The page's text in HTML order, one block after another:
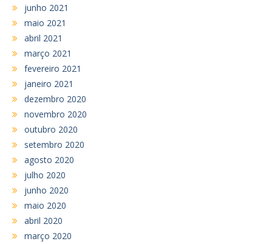
junho 2021
maio 2021
abril 2021
março 2021
fevereiro 2021
janeiro 2021
dezembro 2020
novembro 2020
outubro 2020
setembro 2020
agosto 2020
julho 2020
junho 2020
maio 2020
abril 2020
março 2020